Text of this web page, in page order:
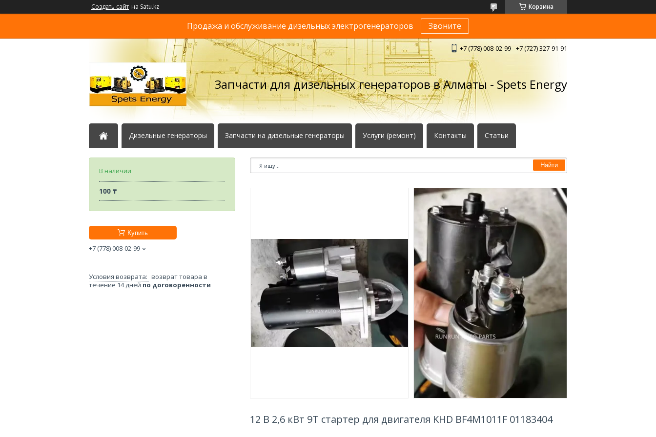
Создать сайт на Satu.kz Корзина
Продажа и обслуживание дизельных электрогенераторов Звоните
+7 (778) 008-02-99 +7 (727) 327-91-91
Запчасти для дизельных генераторов в Алматы - Spets Energy
Дизельные генераторы Запчасти на дизельные генераторы Услуги (ремонт) Контакты Статьи
Найти
12 В 2,6 кВт 9T стартер для двигателя KHD BF4M1011F 01183404
В наличии
100 ₸
Купить
+7 (778) 008-02-99
возврат товара в
течение 14 дней по договоренности